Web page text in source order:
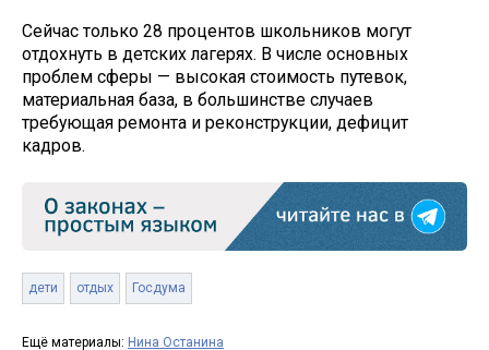
Сейчас только 28 процентов школьников могут
отдохнуть в детских лагерях. В числе основных
проблем сферы — высокая стоимость путевок,
материальная база, в большинстве случаев
требующая ремонта и реконструкции, дефицит
кадров.
дети отдых Госдума
Ещё материалы: Нина Останина